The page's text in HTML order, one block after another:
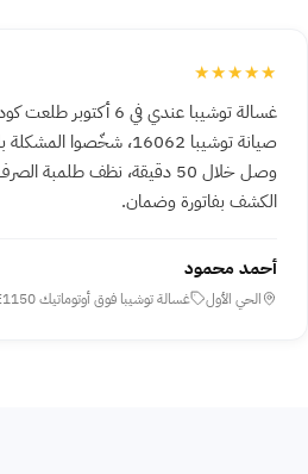
★★★★★
صيانة توشيبا 16062، شخّصوا
وصل خلال 50 دقيقة، نظف طلمبة
الكشف بفاتورة وضمان.
أحمد محمود
الحي الأول غسالة توشيبا فوق أوتوماتيك AEW-E1150